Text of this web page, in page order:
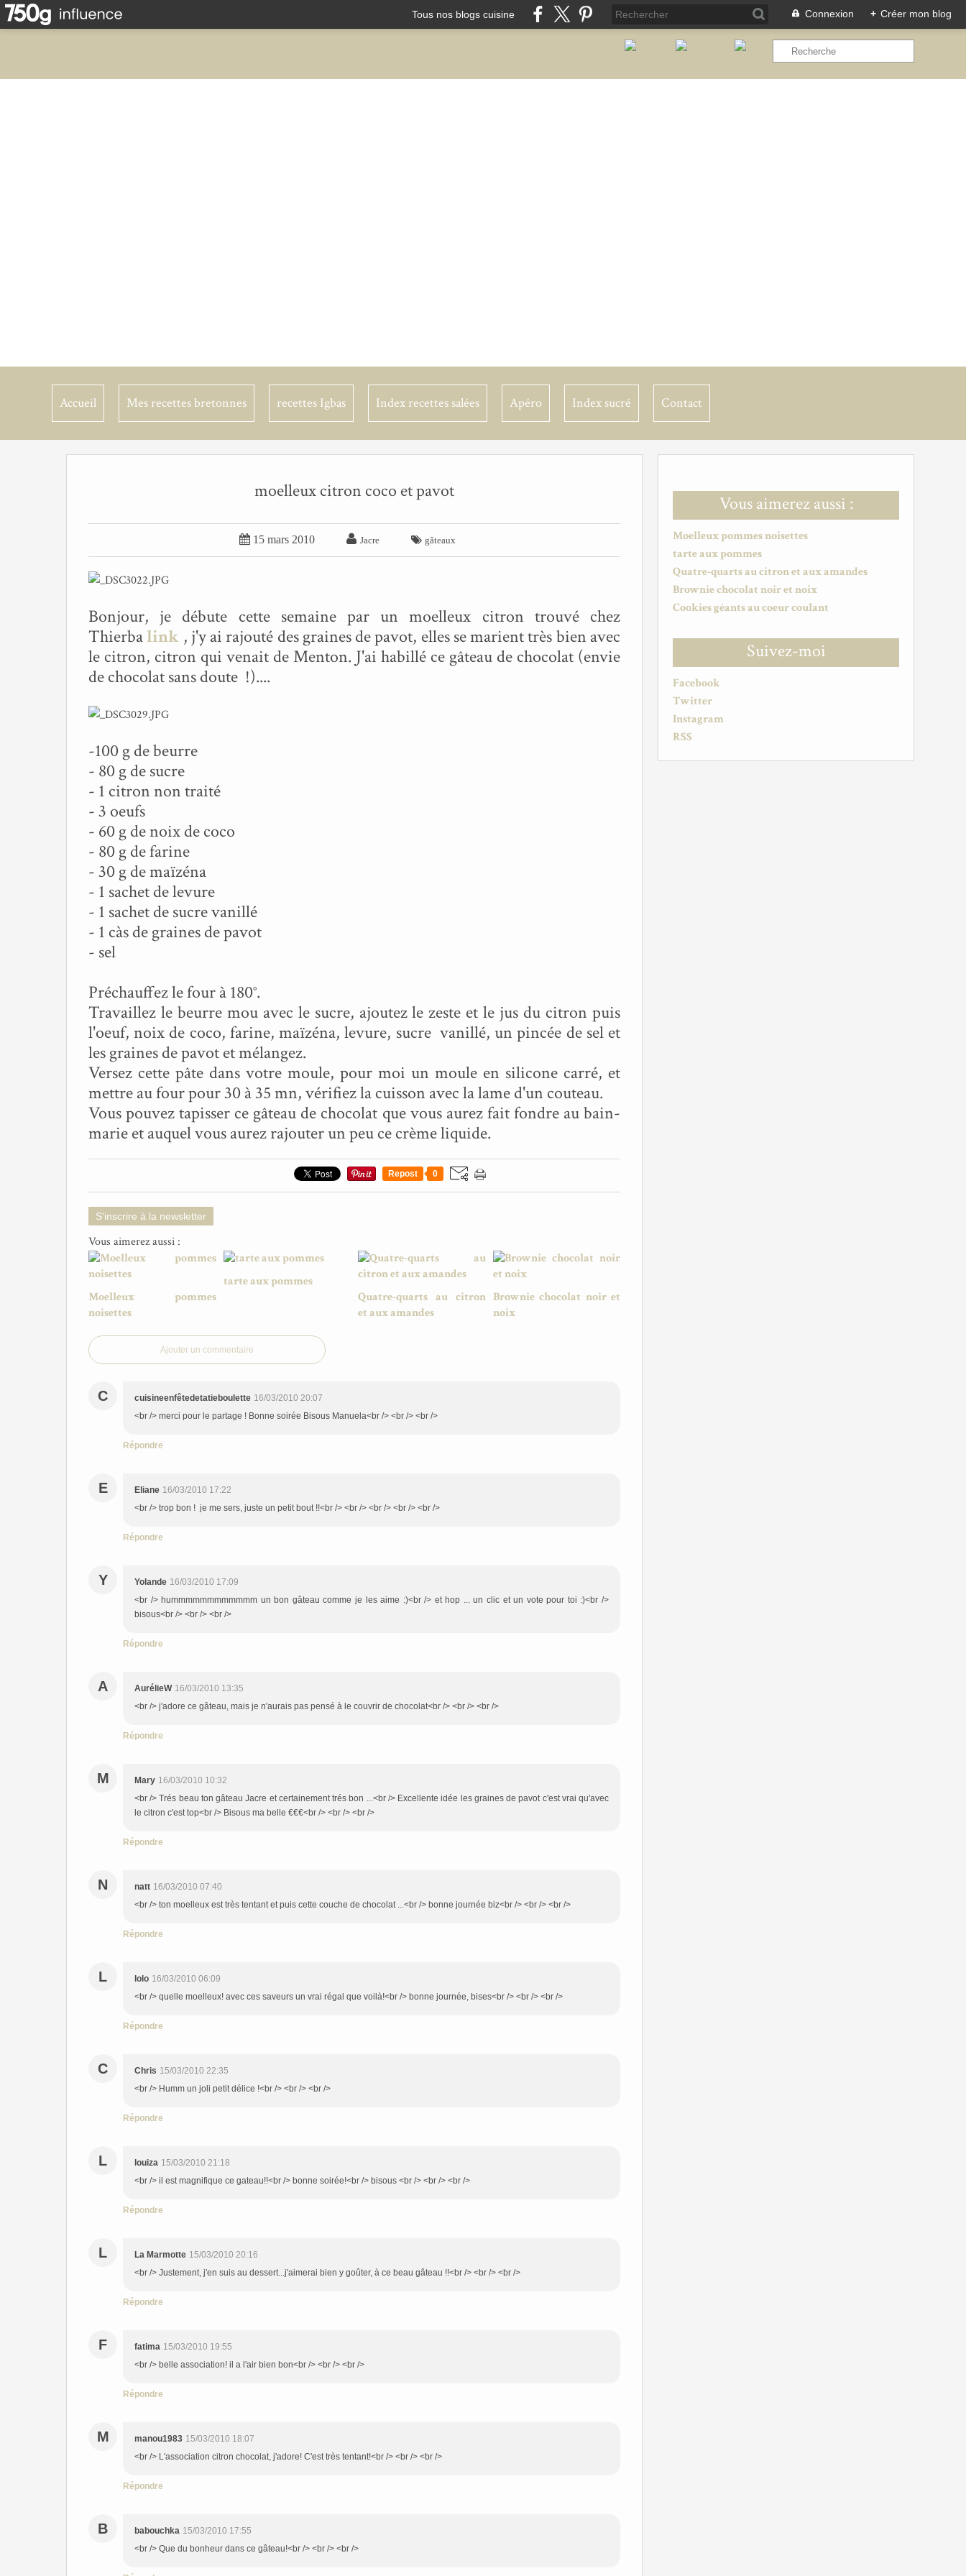
Tous nos blogs cuisine Connexion + Créer mon blog
Accueil Mes recettes bretonnes recettes Igbas Index recettes salées Apéro Index sucré Contact
Vous aimerez aussi :
Moelleux pommes noisettes
tarte aux pommes
Quatre-quarts au citron et aux amandes
Brownie chocolat noir et noix
Cookies géants au coeur coulant
Suivez-moi
Facebook
Twitter
Instagram
RSS
moelleux citron coco et pavot
 15 mars 2010  Jacre  gâteaux
Bonjour, je débute cette semaine par un moelleux citron trouvé chez
Thierbalink , j'y ai rajouté des graines de pavot, elles se marient très bien avec
le citron, citron qui venait de Menton. J'ai habillé ce gâteau de chocolat (envie
de chocolat sans doute !)....
-100 g de beurre
- 80 g de sucre
- 1 citron non traité
- 3 oeufs
- 60 g de noix de coco
- 80 g de farine
- 30 g de maïzéna
- 1 sachet de levure
- 1 sachet de sucre vanillé
- 1 càs de graines de pavot
- sel
Préchauffez le four à 180°.
Travaillez le beurre mou avec le sucre, ajoutez le zeste et le jus du citron puis
l'oeuf, noix de coco, farine, maïzéna, levure, sucre vanillé, un pincée de sel et
les graines de pavot et mélangez.
Versez cette pâte dans votre moule, pour moi un moule en silicone carré, et
mettre au four pour 30 à 35 mn, vérifiez la cuisson avec la lame d'un couteau.
Vous pouvez tapisser ce gâteau de chocolat que vous aurez fait fondre au bain-
marie et auquel vous aurez rajouter un peu ce crème liquide.
Repost 0
S'inscrire à la newsletter
Vous aimerez aussi :
Moelleux pommes
noisettes
tarte aux pommes
Quatre-quarts au citron
et aux amandes
Brownie chocolat noir et
noix
Ajouter un commentaire
C cuisineenfêtedetatieboulette 16/03/2010 20:07
<br /> merci pour le partage ! Bonne soirée Bisous Manuela<br /> <br /> <br />
Répondre
E Eliane 16/03/2010 17:22
<br /> trop bon ! je me sers, juste un petit bout !!<br /> <br /> <br /> <br /> <br />
Répondre
Y Yolande 16/03/2010 17:09
<br /> hummmmmmmmmmmm un bon gâteau comme je les aime :)<br /> et hop ... un clic et un vote pour toi :)<br />
bisous<br /> <br /> <br />
Répondre
A AurélieW 16/03/2010 13:35
<br /> j'adore ce gâteau, mais je n'aurais pas pensé à le couvrir de chocolat<br /> <br /> <br />
Répondre
M Mary 16/03/2010 10:32
<br /> Trés beau ton gâteau Jacre et certainement trés bon ...<br /> Excellente idée les graines de pavot c'est vrai qu'avec
le citron c'est top<br /> Bisous ma belle €€€<br /> <br /> <br />
Répondre
N natt 16/03/2010 07:40
<br /> ton moelleux est très tentant et puis cette couche de chocolat ...<br /> bonne journée biz<br /> <br /> <br />
Répondre
L lolo 16/03/2010 06:09
<br /> quelle moelleux! avec ces saveurs un vrai régal que voilà!<br /> bonne journée, bises<br /> <br /> <br />
Répondre
C Chris 15/03/2010 22:35
<br /> Humm un joli petit délice !<br /> <br /> <br />
Répondre
L louiza 15/03/2010 21:18
<br /> il est magnifique ce gateau!!<br /> bonne soirée!<br /> bisous <br /> <br /> <br />
Répondre
L La Marmotte 15/03/2010 20:16
<br /> Justement, j'en suis au dessert...j'aimerai bien y goûter, à ce beau gâteau !!<br /> <br /> <br />
Répondre
F fatima 15/03/2010 19:55
<br /> belle association! il a l'air bien bon<br /> <br /> <br />
Répondre
M manou1983 15/03/2010 18:07
<br /> L'association citron chocolat, j'adore! C'est très tentant!<br /> <br /> <br />
Répondre
B babouchka 15/03/2010 17:55
<br /> Que du bonheur dans ce gâteau!<br /> <br /> <br />